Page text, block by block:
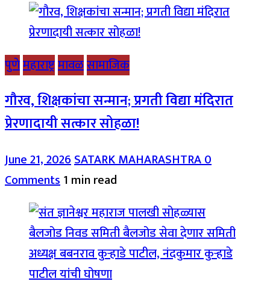
पुणेमहाराष्ट्रमावळसामाजिक
गौरव, शिक्षकांचा सन्मान; प्रगती विद्या मंदिरात
प्रेरणादायी सत्कार सोहळा!
June 21, 2026SATARK MAHARASHTRA0
Comments1 min read